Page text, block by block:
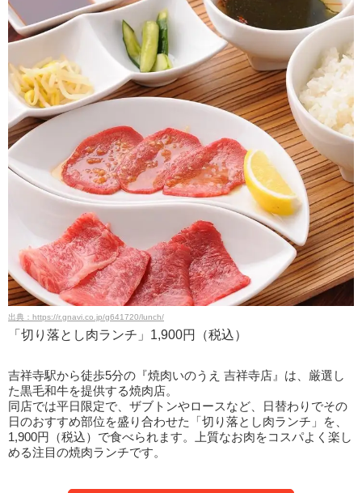
出典：https://r.gnavi.co.jp/g641720/lunch/
「切り落とし肉ランチ」1,900円（税込）
吉祥寺駅から徒歩5分の『焼肉いのうえ 吉祥寺店』は、厳選し
た黒毛和牛を提供する焼肉店。
同店では平日限定で、ザブトンやロースなど、日替わりでその
日のおすすめ部位を盛り合わせた「切り落とし肉ランチ」を、
1,900円（税込）で食べられます。上質なお肉をコスパよく楽し
める注目の焼肉ランチです。